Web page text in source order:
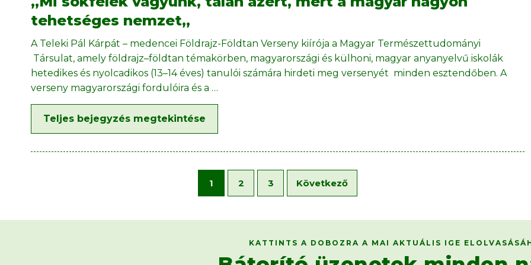
tehetséges nemzet,,
A Teleki Pál Kárpát – medencei Földrajz-Földtan Verseny kiírója a Magyar Természettudományi
Társulat, amely földrajz–földtan témakörben, magyarországi és külhoni, magyar anyanyelvű iskolák
hetedikes és nyolcadikos (13–14 éves) tanulói számára hirdeti meg versenyét minden esztendőben. A
verseny magyarországi fordulóira és a …
Teljes bejegyzés megtekintése
1 2 3 Következő
KATTINTS A DOBOZRA A MAI AKTUÁLIS IGE